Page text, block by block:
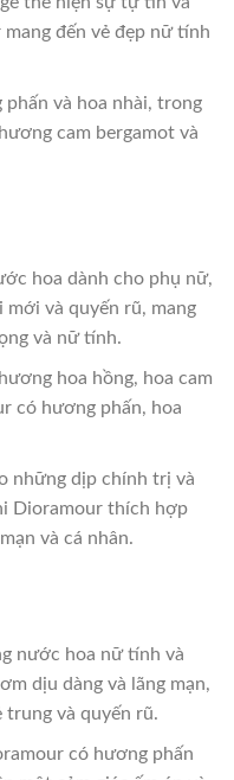
đến vẻ đẹp nữ tính
và hoa nhài, trong
cam bergamot và
hoa dành cho phụ nữ,
và quyến rũ, mang
và nữ tính.
hoa hồng, hoa cam
có hương phấn, hoa
những dịp chính trị và
Dioramour thích hợp
và cá nhân.
nước hoa nữ tính và
dịu dàng và lãng mạn,
trung và quyến rũ.
có hương phấn